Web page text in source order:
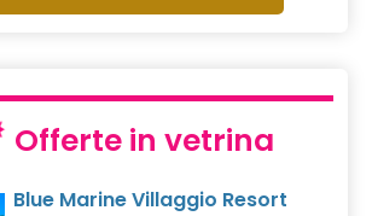
Offerte in vetrina
Blue Marine Villaggio Resort